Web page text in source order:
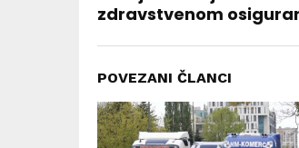
zdravstvenom
POVEZANI ČLANCI